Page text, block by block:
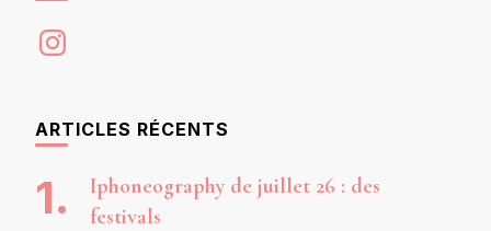
Instagram
ARTICLES RÉCENTS
Iphoneography de juillet 26 : des
festivals